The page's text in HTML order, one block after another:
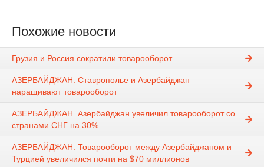
Похожие новости
Грузия и Россия сократили товарооборот
АЗЕРБАЙДЖАН. Ставрополье и Азербайджан
наращивают товарооборот
АЗЕРБАЙДЖАН. Азербайджан увеличил товарооборот со
странами СНГ на 30%
АЗЕРБАЙДЖАН. Товарооборот между Азербайджаном и
Турцией увеличился почти на $70 миллионов